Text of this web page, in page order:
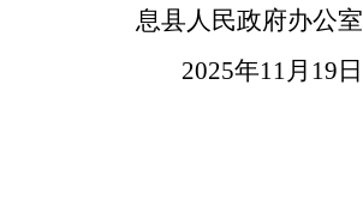
息县人民政府办公室
2025年11月19日